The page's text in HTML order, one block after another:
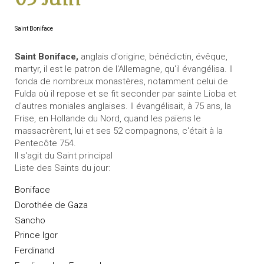
Saint Boniface
Saint Boniface, anglais d'origine, bénédictin, évêque,
martyr, il est le patron de l'Allemagne, qu'il évangélisa. Il
fonda de nombreux monastères, notamment celui de
Fulda où il repose et se fit seconder par sainte Lioba et
d'autres moniales anglaises. Il évangélisait, à 75 ans, la
Frise, en Hollande du Nord, quand les païens le
massacrèrent, lui et ses 52 compagnons, c'était à la
Pentecôte 754.
Il s'agit du Saint principal
Liste des Saints du jour:
Boniface
Dorothée de Gaza
Sancho
Prince Igor
Ferdinand